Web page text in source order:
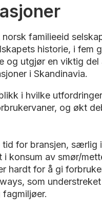
familieeid
historie, i fem
og utgjør en viktig
i Skandinavia.
i hvilke
og økt
tid for bransjen,
konsum av smør/
hardt for å gi
som